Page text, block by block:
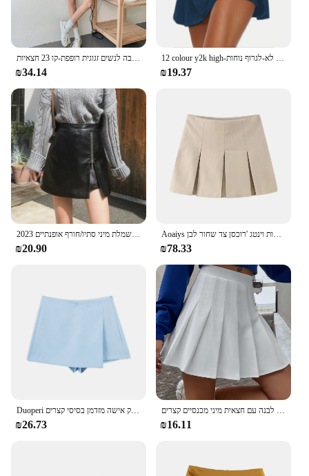
מכנסי קיץ חדשים מזדמנים קצרים של רגל רחבה לנשים זגוגית רופפת-קו 23 חצאיות
₪34.14
12 colour y2k high-מותניים שיפוע בד מתיחה לנשימה עבור כל העונה ספורט אופנה לא-לגרוף נוחות
₪19.37
2023 אלגנטי של שמלת מיני סתיו/חורף אופנתיים ziplimming נשים אופנתיות חצאית עור pu
₪20.90
Aoaiys קפלים חצאיות נשים מותן גבוהה חצאית מיני חצאיות מרופדות וינטג 'רוכסן צד שחור לבן
₪78.33
Duoperi נשים אופנה פשוט חצאית אסימטרי אישה שיק אישה מזדמן בסיסי קצרים
₪26.73
חצאיות טניס חצאית סקוורט לנשים גולף ללבוש חצאית טניס שחורה לבנה עם חצאית מיני מכנסיים קצרים
₪16.11